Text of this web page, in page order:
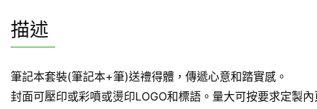
描述
筆記本套裝(筆記本+筆)送禮得體，傳遞心意和踏實感。
封面可壓印或彩噴或燙印LOGO和標語。量大可按要求定製內